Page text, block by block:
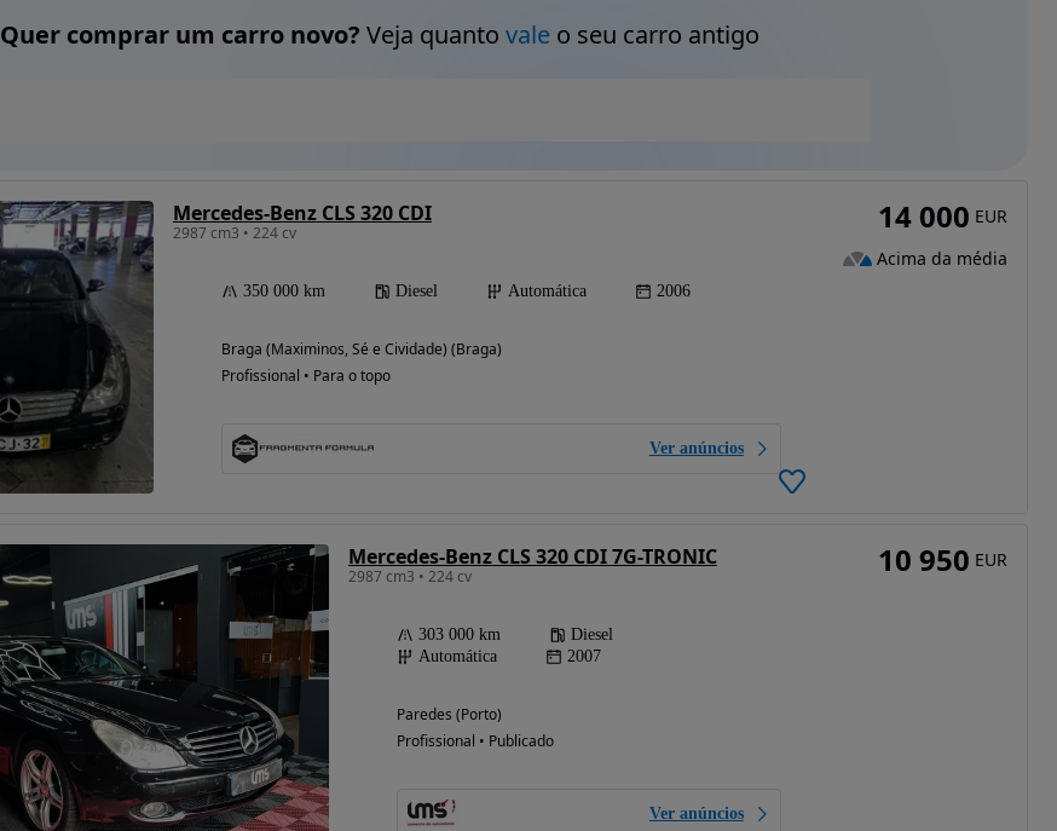
Quer comprar um carro novo? Veja quanto valeo seu carro antigo
Mercedes-Benz CLS 320 CDI
2987 cm3 • 224 cv
350 000 km Diesel Automática 2006
Braga (Maximinos, Sé e Cividade) (Braga)
Profissional • Para o topo
Ver anúncios
14 000 EUR
Acima da média
Mercedes-Benz CLS 320 CDI 7G-TRONIC
2987 cm3 • 224 cv
303 000 km
Diesel
Automática
2007
Paredes (Porto)
Profissional • Publicado
Ver anúncios
10 950 EUR